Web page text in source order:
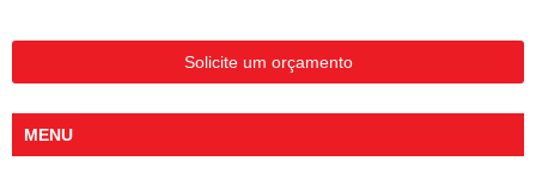
Solicite um orçamento
MENU